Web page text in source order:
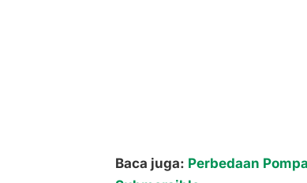
Baca juga: Perbedaan